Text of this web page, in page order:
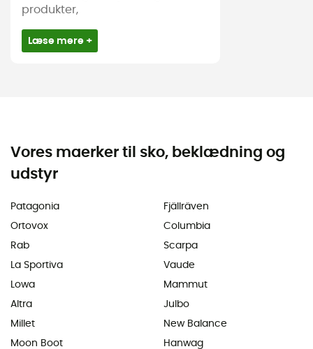
produkter,
Læse mere +
Vores maerker til sko, beklædning og
udstyr
Patagonia
Ortovox
Rab
La Sportiva
Lowa
Altra
Millet
Moon Boot
Fjällräven
Columbia
Scarpa
Vaude
Mammut
Julbo
New Balance
Hanwag